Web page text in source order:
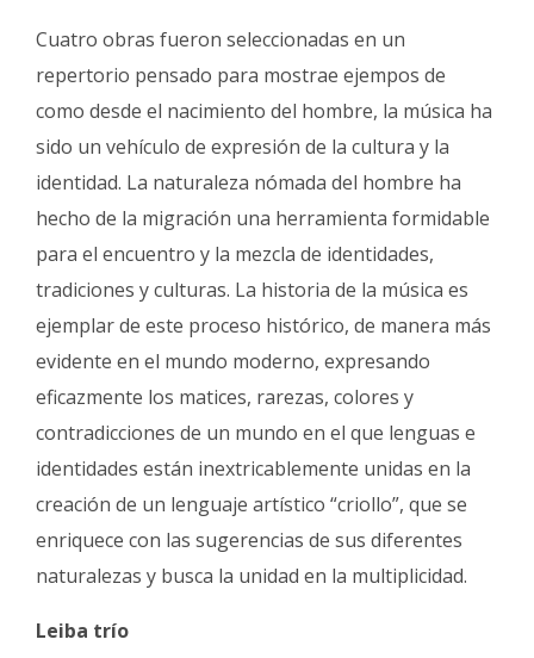
Cuatro obras fueron seleccionadas en un
repertorio pensado para mostrae ejempos de
como desde el nacimiento del hombre, la música ha
sido un vehículo de expresión de la cultura y la
identidad. La naturaleza nómada del hombre ha
hecho de la migración una herramienta formidable
para el encuentro y la mezcla de identidades,
tradiciones y culturas. La historia de la música es
ejemplar de este proceso histórico, de manera más
evidente en el mundo moderno, expresando
eficazmente los matices, rarezas, colores y
contradicciones de un mundo en el que lenguas e
identidades están inextricablemente unidas en la
creación de un lenguaje artístico “criollo”, que se
enriquece con las sugerencias de sus diferentes
naturalezas y busca la unidad en la multiplicidad.
Leiba trío